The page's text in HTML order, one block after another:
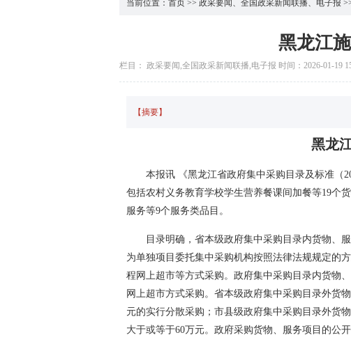
当前位置： 首页 >> 政采要闻 、 全国政采新闻联播、 电子报
黑龙江
栏目： 政采要闻,全国政采新闻联播,电子报 时间：2026-01-19
【摘要】
黑龙
本报讯 《黑龙江省政府集中采购目录及标准（
包括农村义务教育学校学生营养餐课间加餐等19个
服务等9个服务类品目。
目录明确，省本级政府集中采购目录内货物、
为单独项目委托集中采购机构按照法律法规规定的
程网上超市等方式采购。政府集中采购目录内货物
网上超市方式采购。省本级政府集中采购目录外货
元的实行分散采购；市县级政府集中采购目录外货
大于或等于60万元。政府采购货物、服务项目的公